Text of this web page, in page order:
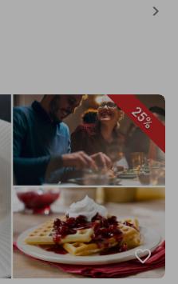
25%
favorite_border